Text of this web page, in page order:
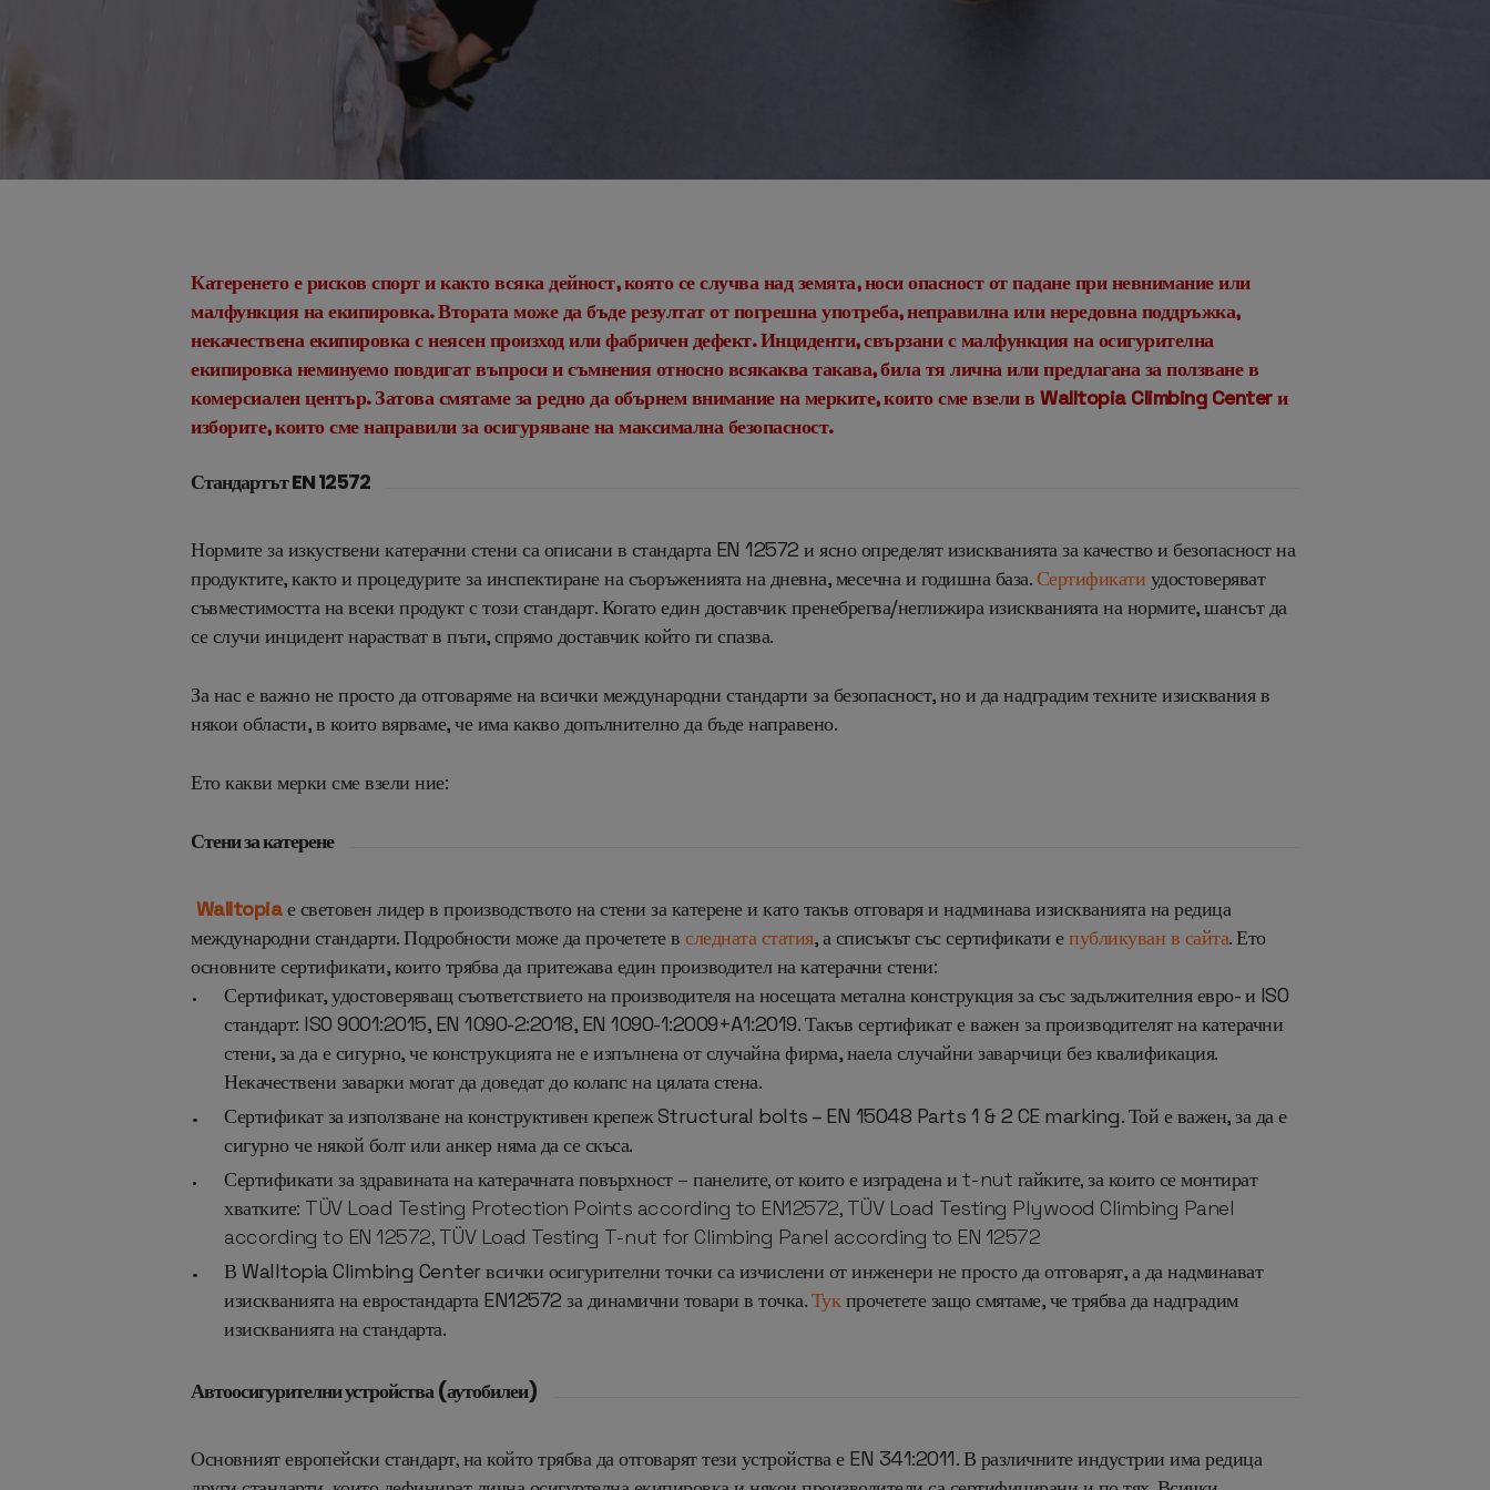
Bywebadmin No Comments
Катеренето е рисков спорт и както всяка дейност, която се случва над земята, носи опасност от падане при невнимание или
малфункция на екипировка. Втората може да бъде резултат от погрешна употреба, неправилна или нередовна поддръжка,
некачествена екипировка с неясен произход или фабричен дефект. Инциденти, свързани с малфункция на осигурителна
екипировка неминуемо повдигат въпроси и съмнения относно всякаква такава, била тя лична или предлагана за ползване в
комерсиален център. Затова смятаме за редно да обърнем внимание на мерките, които сме взели в Walltopia Climbing Center и
изборите, които сме направили за осигуряване на максимална безопасност.
Стандартът EN 12572
Нормите за изкуствени катерачни стени са описани в стандарта EN 12572 и ясно определят изискванията за качество и безопасност на
продуктите, както и процедурите за инспектиране на съоръженията на дневна, месечна и годишна база.Сертификати удостоверяват
съвместимостта на всеки продукт с този стандарт.Когато един доставчик пренебрегва/неглижира изискванията на нормите, шансът да
се случи инцидент нарастват в пъти, спрямо доставчик който ги спазва.
За нас е важно не просто да отговаряме на всички международни стандарти за безопасност, но и да надградим техните изисквания в
някои области, в които вярваме, че има какво допълнително да бъде направено.
Ето какви мерки сме взели ние:
Стени за катерене
Walltopia е световен лидер впроизводството на стени за катерене и като такъв отговаря и надминаваизискванията на редица
международни стандарти. Подробности може да прочетете вследната статия, а списъкът със сертификати епубликуван в сайта. Ето
основните сертификати, които трябва да притежава един производител на катерачни стени:
Сертификат,удостоверяващ съответствието на производителя на носещата метална конструкция за със задължителния евро- и ISO
стандарт: ISO 9001:2015, EN 1090-2:2018, EN 1090-1:2009+A1:2019. Такъв сертификат е важен за производителят на катерачни
стени, за да е сигурно, че конструкцията не е изпълнена от случайна фирма, наела случайни заварчици без квалификация.
Некачествени заварки могат да доведат до колапс на цялата стена.
Сертификат за използване на конструктивен крепеж Structural bolts – EN 15048 Parts 1 & 2 CE marking. Той е важен, за да е
сигурно че някой болт или анкер няма да се скъса.
Сертификати за здравината на катерачната повърхност – панелите, от които е изградена и t-nut гайките, за които се монтират
хватките: TÜV Load Testing Protection Points according to EN12572, TÜV Load Testing Plywood Climbing Panel
according to EN 12572, TÜV Load Testing T-nut for Climbing Panel according to EN 12572
В Walltopia Climbing Center всички осигурителни точки са изчислени от инженери не просто да отговарят, а да надминават
изискванията на евростандарта EN12572 за динамични товари в точка.Тукпрочетете защо смятаме, че трябва да надградим
изискванията на стандарта.
Автоосигурителни устройства (аутобилеи)
Основният европейски стандарт, на който трябва да отговарят тези устройства е EN 341:2011. В различните индустрии има редица